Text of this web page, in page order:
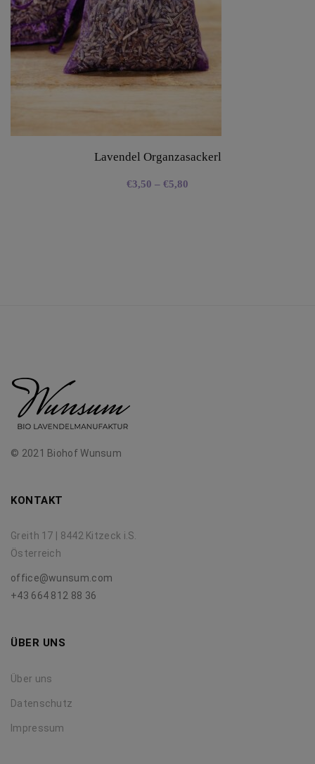
Lavendel Organzasackerl
€3,50 – €5,80
© 2021 Biohof Wunsum
KONTAKT
Greith 17 | 8442 Kitzeck i.S.
Österreich
office@wunsum.com
+43 664 812 88 36
ÜBER UNS
Über uns
Datenschutz
Impressum